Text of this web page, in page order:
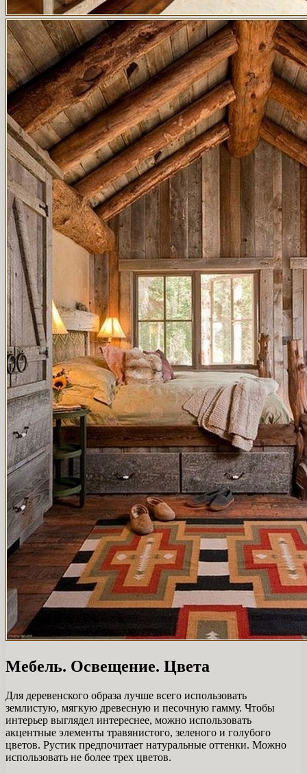
Мебель. Освещение. Цвета
Для деревенского образа лучше всего использовать
землистую, мягкую древесную и песочную гамму. Чтобы
интерьер выглядел интереснее, можно использовать
акцентные элементы травянистого, зеленого и голубого
цветов. Рустик предпочитает натуральные оттенки. Можно
использовать не более трех цветов.